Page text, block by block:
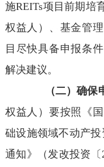
施REITs项目前期培
权益人）、基金管
目尽快具备申报条
解决建议。
（二）确保
权益人）要按照《
础设施领域不动产
通知》（发改投资